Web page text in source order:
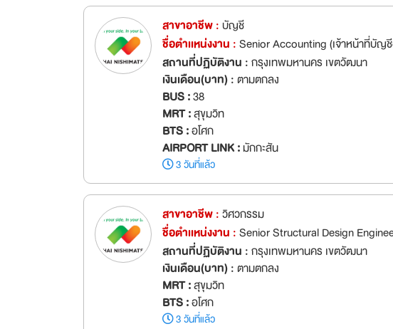
สาขาอาชีพ :บัญชี
ชื่อตำเเหน่งงาน :Senior Accounting (เจ้าหน้าที่บัญชี
สถานที่ปฏิบัติงาน :กรุงเทพมหานคร เขตวัฒนา
เงินเดือน(บาท) :ตามตกลง
BUS :38
MRT :สุขุมวิท
BTS :อโศก
AIRPORT LINK :มักกะสัน
3 วันที่แล้ว
สาขาอาชีพ :วิศวกรรม
ชื่อตำเเหน่งงาน :Senior Structural Design
สถานที่ปฏิบัติงาน :กรุงเทพมหานคร เขตวัฒนา
เงินเดือน(บาท) :ตามตกลง
MRT :สุขุมวิท
BTS :อโศก
3 วันที่แล้ว